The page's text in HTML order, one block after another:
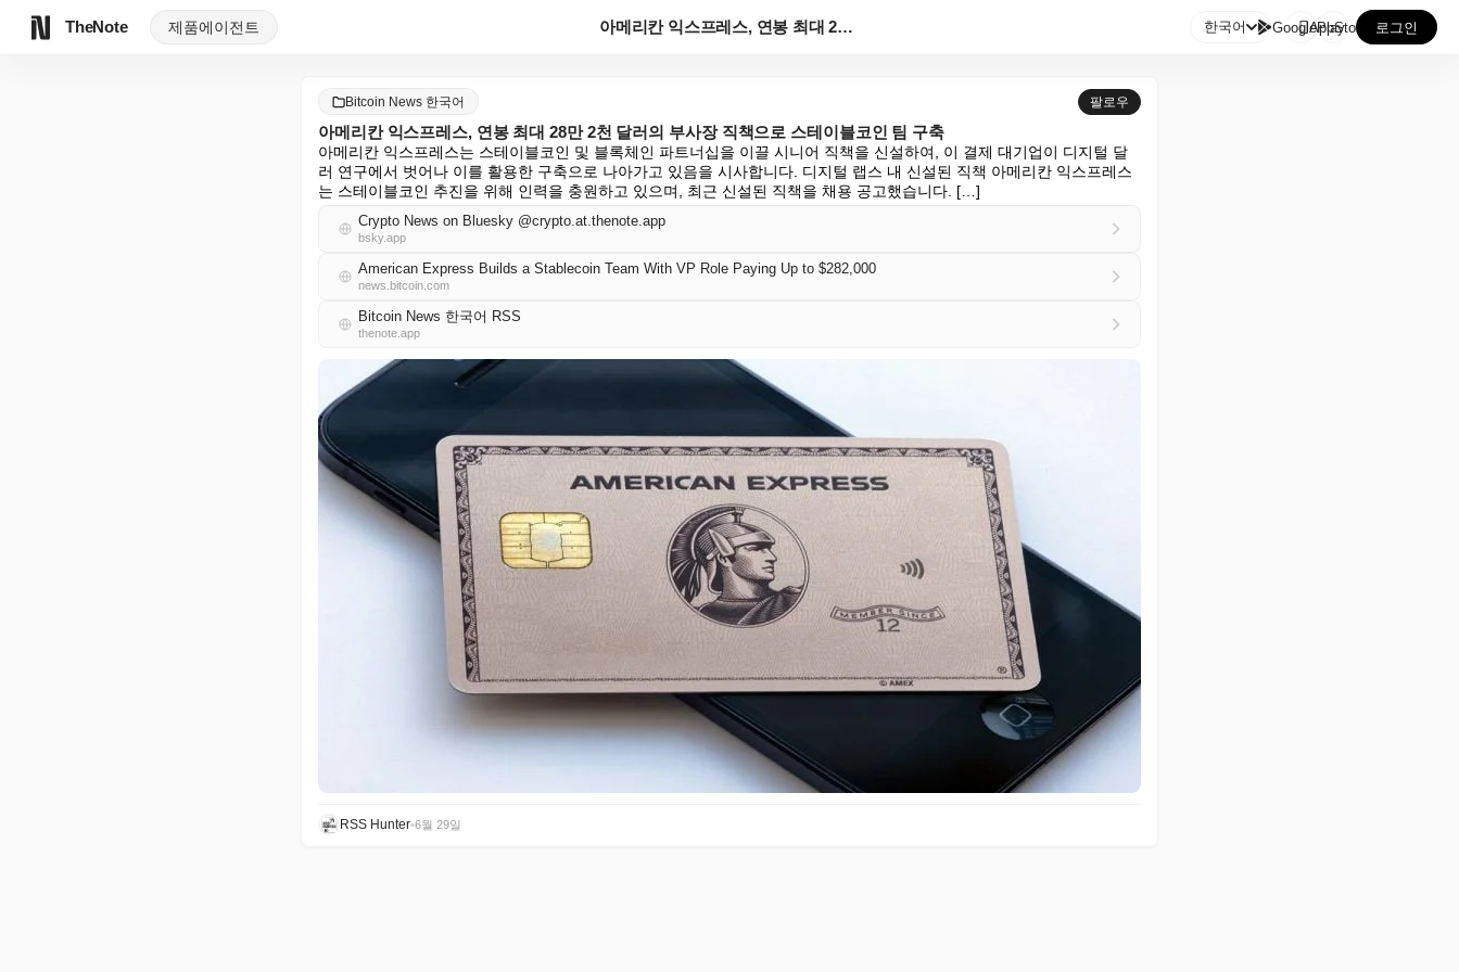
TheNote 제품에이전트 아메리칸 익스프레스, 연봉 최대 28만 2천 달러의 부... 한국어 GooglePlay
AppStore 로그인
Bitcoin News 한국어 팔로우
아메리칸 익스프레스, 연봉 최대 28만 2천 달러의 부사장 직책으로 스테이블코인 팀 구축
아메리칸 익스프레스는 스테이블코인 및 블록체인 파트너십을 이끌 시니어 직책을 신설하여, 이 결제 대기업이 디지털 달
러 연구에서 벗어나 이를 활용한 구축으로 나아가고 있음을 시사합니다. 디지털 랩스 내 신설된 직책 아메리칸 익스프레스
는 스테이블코인 추진을 위해 인력을 충원하고 있으며, 최근 신설된 직책을 채용 공고했습니다. […]
Crypto News on Bluesky @crypto.at.thenote.app
bsky.app
American Express Builds a Stablecoin Team With VP Role Paying Up to $282,000
news.bitcoin.com
Bitcoin News 한국어 RSS
thenote.app
RSS Hunter•6월 29일